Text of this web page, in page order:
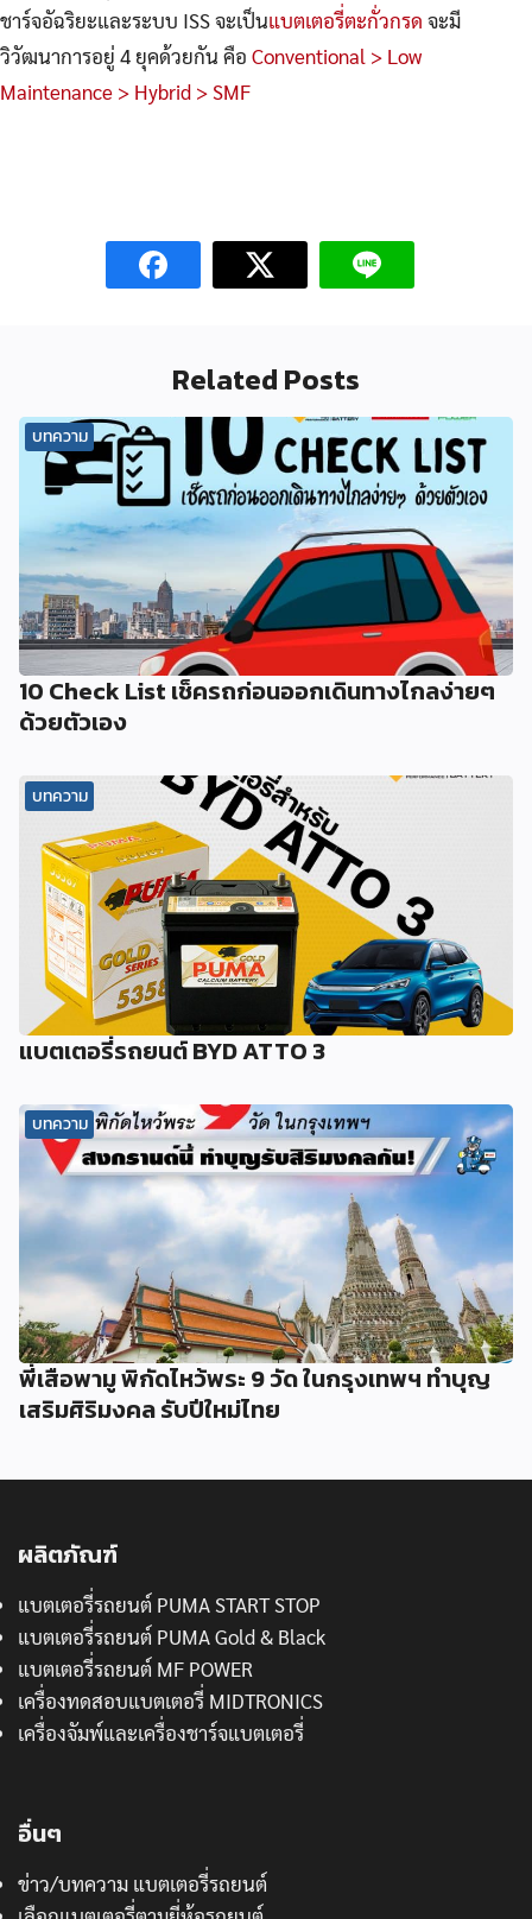
ชาร์จอัฉริยะและระบบ ISS จะเป็นแบตเตอรี่ตะกั่วกรด จะมี
วิวัฒนาการอยู่ 4 ยุคด้วยกัน คือ Conventional > Low
Maintenance > Hybrid > SMF
Related Posts
บทความ
10 Check List เช็ครถก่อนออกเดินทางไกลง่ายๆ
ด้วยตัวเอง
บทความ
แบตเตอรี่รถยนต์ BYD ATTO 3
บทความ
พี่เสือพามู พิกัดไหว้พระ 9 วัด ในกรุงเทพฯ ทำบุญ
เสริมศิริมงคล รับปีใหม่ไทย
ผลิตภัณฑ์
แบตเตอรี่รถยนต์ PUMA START STOP
แบตเตอรี่รถยนต์ PUMA Gold & Black
แบตเตอรี่รถยนต์ MF POWER
เครื่องทดสอบแบตเตอรี่ MIDTRONICS
เครื่องจัมพ์และเครื่องชาร์จแบตเตอรี่
อื่นๆ
ข่าว/บทความ แบตเตอรี่รถยนต์